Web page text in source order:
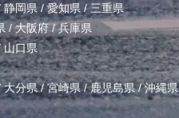
静岡県/ 愛知県 / 三重県
/大阪府/兵庫県
山口県
大分県/宮崎県/鹿児島県/沖縄県